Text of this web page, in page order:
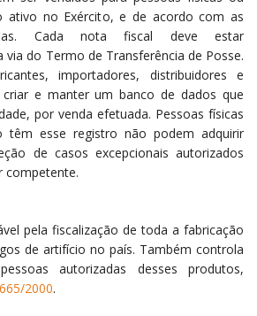
ativo no Exército, e de acordo com as
Cada nota fiscal deve estar
via do Termo de Transferência de Posse.
importadores, distribuidores e
criar e manter um banco de dados que
por venda efetuada. Pessoas físicas
têm esse registro não podem adquirir
de casos excepcionais autorizados
competente.
pela fiscalização de toda a fabricação
de artifício no país. Também controla
autorizadas desses produtos,
2000.